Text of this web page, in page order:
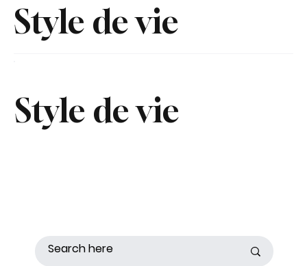
Style de vie
Style de vie